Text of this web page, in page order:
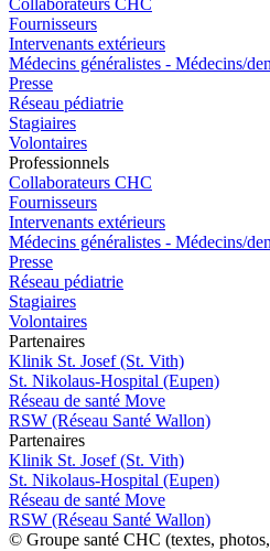
Collaborateurs CHC
Fournisseurs
Intervenants extérieurs
Médecins généralistes - Médecins/
Presse
Réseau pédiatrie
Stagiaires
Volontaires
Professionnels
Collaborateurs CHC
Fournisseurs
Intervenants extérieurs
Médecins généralistes - Médecins/
Presse
Réseau pédiatrie
Stagiaires
Volontaires
Partenaires
Klinik St. Josef (St. Vith)
St. Nikolaus-Hospital (Eupen)
Réseau de santé Move
RSW (Réseau Santé Wallon)
Partenaires
Klinik St. Josef (St. Vith)
St. Nikolaus-Hospital (Eupen)
Réseau de santé Move
RSW (Réseau Santé Wallon)
© Groupe santé CHC (textes,